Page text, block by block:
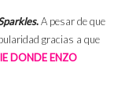
.A pesar de que
gracias a que
DONDE ENZO